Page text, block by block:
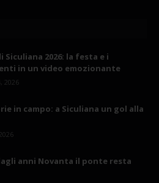
Siculiana 2026: la festa e i
in un video emozionante
2026
in campo: a Siculiana un gol alla
anni Novanta il ponte resta